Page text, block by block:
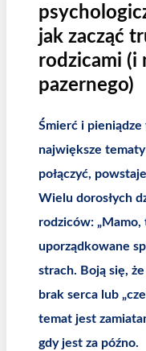
jak zacząć
rodzicami (i
pazernego)
Śmierć i
największe
połączyć,
Wielu dorosłych
rodziców: „Mamo,
uporządkowane
strach. Boją się,
brak serca lub
temat jest
gdy jest za późno.